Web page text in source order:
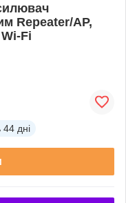
Repeater/AP,
Fi
44 дні